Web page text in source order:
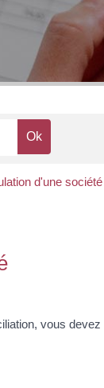
d'une société
vous